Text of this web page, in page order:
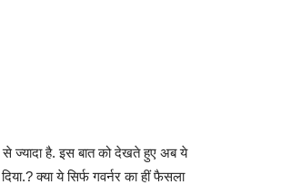
ज्यादा है. इस बात को देखते हुए अब ये
क्या ये सिर्फ गवर्नर का हीं फैसला